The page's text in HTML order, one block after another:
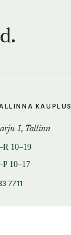
KAUPLUS
1, Tallinn
10–19
10–17
7711